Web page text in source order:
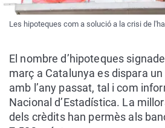
Les hipoteques com a solució a la crisi de
El nombre d’hipoteques
març a Catalunya es dispara
amb l’any passat, tal i com
Nacional d’Estadística. La
dels crèdits han permès als